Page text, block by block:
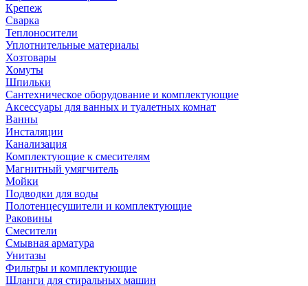
Крепеж
Сварка
Теплоносители
Уплотнительные материалы
Хозтовары
Хомуты
Шпильки
Сантехническое оборудование и комплектующие
Аксессуары для ванных и туалетных комнат
Ванны
Инсталяции
Канализация
Комплектующие к смесителям
Магнитный умягчитель
Мойки
Подводки для воды
Полотенцесушители и комплектующие
Раковины
Смесители
Смывная арматура
Унитазы
Фильтры и комплектующие
Шланги для стиральных машин